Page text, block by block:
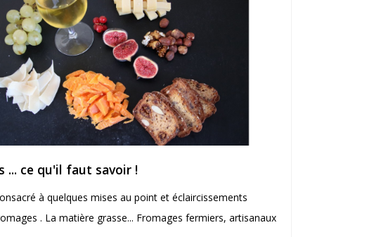
... ce qu'il faut savoir !
à quelques mises au point et éclaircissements
. La matière grasse... Fromages fermiers, artisanaux